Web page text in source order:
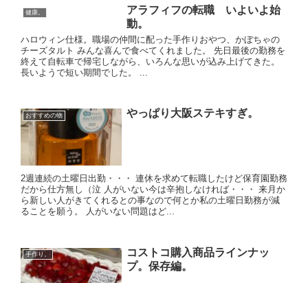
健康。
アラフィフの転職 いよいよ始
動。
ハロウィン仕様。職場の仲間に配った手作りおやつ、かぼちゃの
チーズタルト みんな喜んで食べてくれました。 先日最後の勤務を
終えて自転車で帰宅しながら、いろんな思いが込み上げてきた。
長いようで短い期間でした。 ...
おすすめの物 やっぱり大阪ステキすぎ。
2週連続の土曜日出勤・・・ 連休を求めて転職したけど保育園勤務
だから仕方無し（泣 人がいない今は辛抱しなければ・・・ 来月か
ら新しい人がきてくれるとの事なので何とか私の土曜日勤務が減
ることを願う。 人がいない問題はど...
手作り。
コストコ購入商品ラインナッ
プ。保存編。